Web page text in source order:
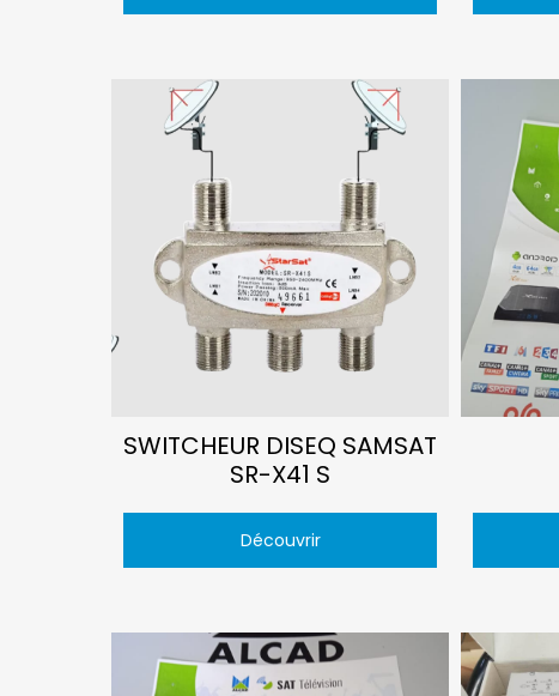
SWITCHEUR DISEQ SAMSAT
SR-X41 S
Découvrir